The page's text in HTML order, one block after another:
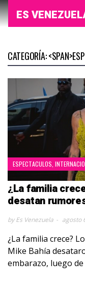
ES
CATEGORÍA:
ESPECTACULOS
¿La familia
desatan
by Es Venezuela agosto
¿La familia crece?
Mike Bahía
embarazo, luego